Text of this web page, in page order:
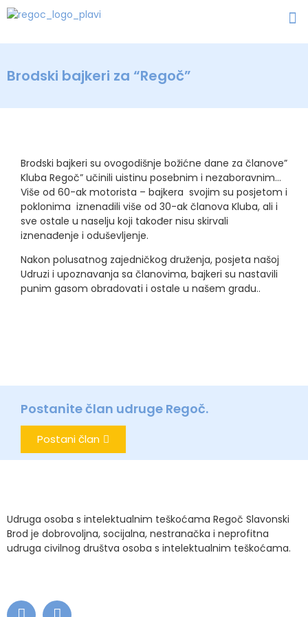
Brodski bajkeri za “Regoč”
Brodski bajkeri su ovogodišnje božićne dane za članove”
Kluba Regoč” učinili uistinu posebnim i nezaboravnim…
Više od 60-ak motorista – bajkera svojim su posjetom i
poklonima iznenadili više od 30-ak članova Kluba, ali i
sve ostale u naselju koji također nisu skirvali
iznenađenje i oduševljenje.
Nakon polusatnog zajedničkog druženja, posjeta našoj
Udruzi i upoznavanja sa članovima, bajkeri su nastavili
punim gasom obradovati i ostale u našem gradu..
Postanite član udruge Regoč.
Postani član
Udruga osoba s intelektualnim teškoćama Regoč Slavonski
Brod je dobrovoljna, socijalna, nestranačka i neprofitna
udruga civilnog društva osoba s intelektualnim teškoćama.